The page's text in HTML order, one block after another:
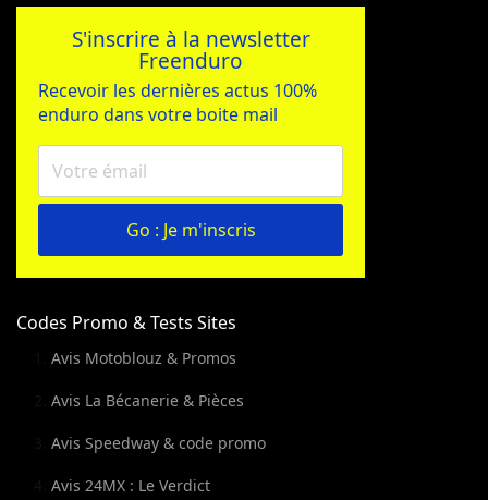
S'inscrire à la newsletter
Freenduro
Recevoir les dernières actus 100%
enduro dans votre boite mail
Go : Je m'inscris
Codes Promo & Tests Sites
Avis Motoblouz & Promos
Avis La Bécanerie & Pièces
Avis Speedway & code promo
Avis 24MX : Le Verdict